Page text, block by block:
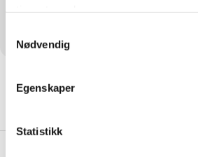
Nødvendig
Egenskaper
Statistikk
Arrangør
BLOKKODDEN